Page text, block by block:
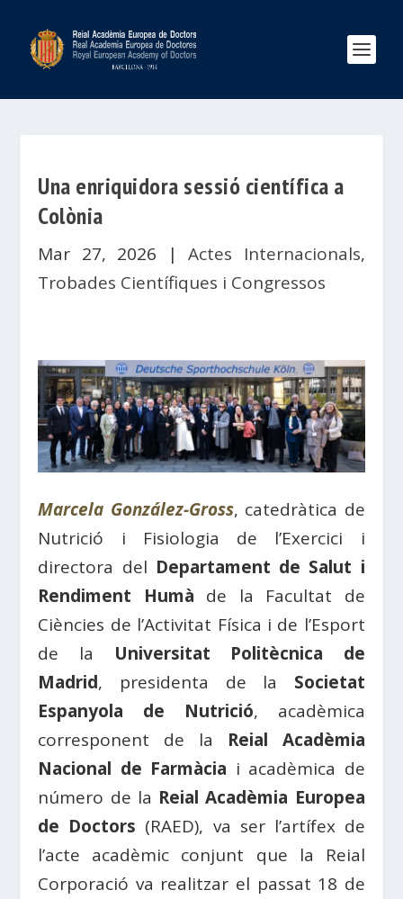
Una enriquidora sessió científica a
Colònia
Mar 27, 2026 |Actes Internacionals,
Trobades Científiques i Congressos
Marcela González-Gross, catedràtica de
Nutrició i Fisiologia de l’Exercici i
directora del Departament de Salut i
Rendiment Humà de la Facultat de
Ciències de l’Activitat Física i de l’Esport
de la Universitat Politècnica de
Madrid, presidenta de la Societat
Espanyola de Nutrició, acadèmica
corresponent de la Reial Acadèmia
Nacional de Farmàcia i acadèmica de
número de la Reial Acadèmia Europea
de Doctors (RAED), va ser l’artífex de
l’acte acadèmic conjunt que la Reial
Corporació va realitzar el passat 18 de